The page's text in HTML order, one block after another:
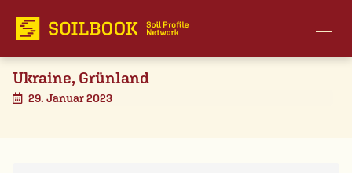
Ukraine, Grünland
29. Januar 2023